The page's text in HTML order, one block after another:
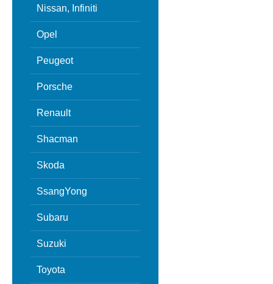
Nissan, Infiniti
Opel
Peugeot
Porsche
Renault
Shacman
Skoda
SsangYong
Subaru
Suzuki
Toyota